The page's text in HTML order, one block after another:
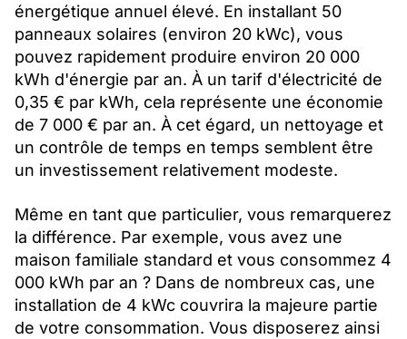
énergétique annuel élevé. En installant 50
panneaux solaires (environ 20 kWc), vous
pouvez rapidement produire environ 20 000
kWh d'énergie par an. À un tarif d'électricité de
0,35 € par kWh, cela représente une économie
de 7 000 € par an. À cet égard, un nettoyage et
un contrôle de temps en temps semblent être
un investissement relativement modeste.
Même en tant que particulier, vous remarquerez
la différence. Par exemple, vous avez une
maison familiale standard et vous consommez 4
000 kWh par an ? Dans de nombreux cas, une
installation de 4 kWc couvrira la majeure partie
de votre consommation. Vous disposerez ainsi